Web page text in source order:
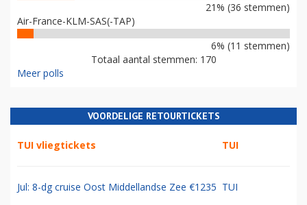
21% (36 stemmen)
Air-France-KLM-SAS(-TAP)
6% (11 stemmen)
Totaal aantal stemmen: 170
Meer polls
VOORDELIGE RETOURTICKETS
TUI vliegtickets TUI
Jul: 8-dg cruise Oost Middellandse Zee €1235 TUI